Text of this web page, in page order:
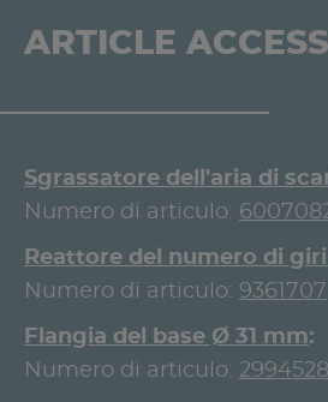
ARTICLE
Sgrassatore dell'aria di
Numero di articulo:
Reattore del numero di giri
Numero di articulo: 9361707
Flangia del base Ø 31 mm
Numero di articulo: